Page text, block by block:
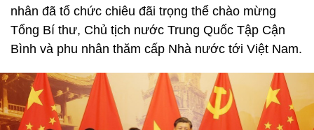
nhân đã tổ chức chiêu đãi trọng thể chào mừng
Tổng Bí thư, Chủ tịch nước Trung Quốc Tập Cận
Bình và phu nhân thăm cấp Nhà nước tới Việt Nam.